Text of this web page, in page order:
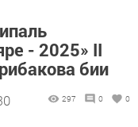
- 2025» II
бии
297 0 0